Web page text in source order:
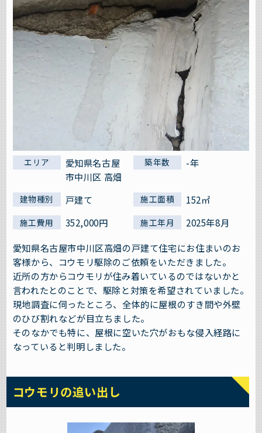
エリア
愛知県名古屋
市中川区 高畑
築年数 -年
建物種別 戸建て 施工面積 152㎡
施工費用 352,000円 施工年月
2025年8月
愛知県名古屋市中川区高畑の戸建て住宅にお住まいのお
客様から、コウモリ駆除のご依頼をいただきました。
近所の方からコウモリが住み着いているのではないかと
言われたとのことで、駆除と対策を希望されていました。
現地調査に伺ったところ、全体的に屋根のすき間や外壁
のひび割れなどが目立ちました。
そのなかでも特に、屋根に空いた穴がおもな侵入経路に
なっていると判明しました。
コウモリの追い出し